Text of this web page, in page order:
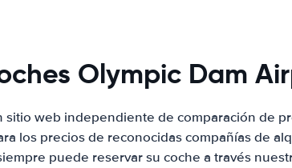
Olympic Dam
sitio web independiente de comparación de
los precios de reconocidas compañías de
puede reservar su coche a través